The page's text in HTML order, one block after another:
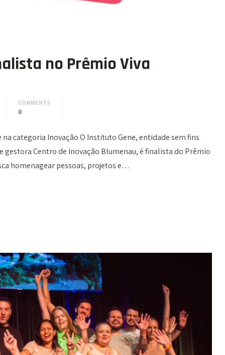
no Prêmio Viva
COMMENTS
0
categoria Inovação O Instituto Gene, entidade sem fins
gestora Centro de Inovação Blumenau, é finalista do Prêmio
homenagear pessoas, projetos e…